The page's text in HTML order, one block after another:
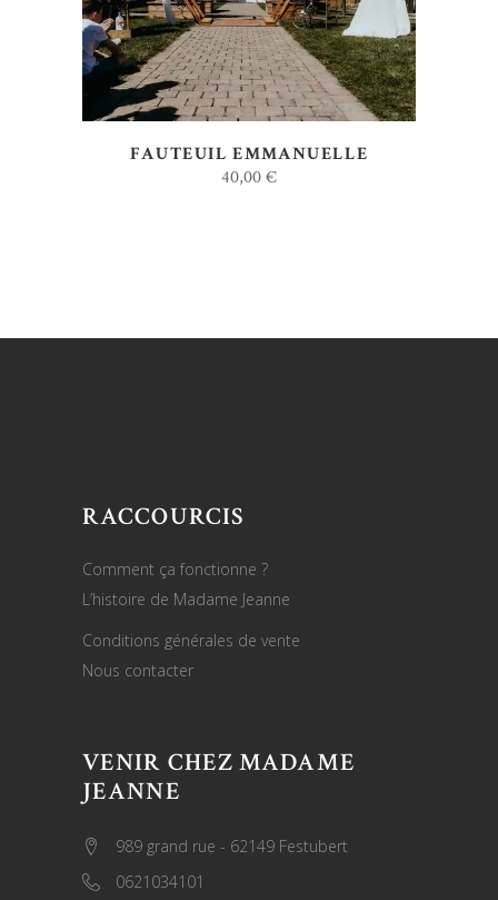
FAUTEUIL EMMANUELLE
40,00€
RACCOURCIS
Comment ça fonctionne ?
L’histoire de Madame Jeanne
Conditions générales de vente
Nous contacter
VENIR CHEZ MADAME
JEANNE
989 grand rue - 62149 Festubert
0621034101